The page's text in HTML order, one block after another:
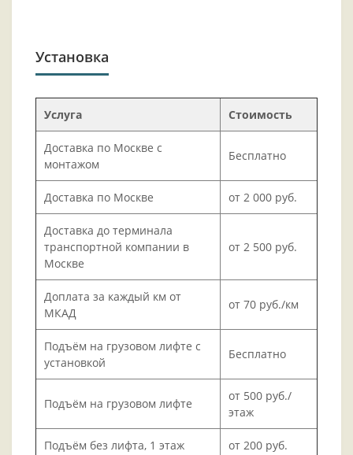
Установка
Услуга Стоимость
Доставка по Москве с
монтажом
Бесплатно
Доставка по Москве от 2 000 руб.
Доставка до терминала
транспортной компании в
Москве
от 2 500 руб.
Доплата за каждый км от
МКАД
от 70 руб./км
Подъём на грузовом лифте с
установкой
Бесплатно
Подъём на грузовом лифте
от 500 руб./
этаж
Подъём без лифта, 1 этаж от 200 руб.